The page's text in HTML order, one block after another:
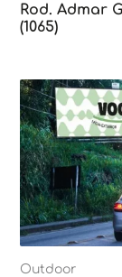
Rod. Admar
(1065)
Outdoor